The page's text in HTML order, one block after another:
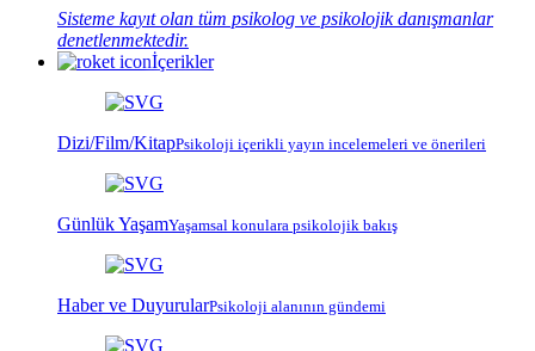
Sisteme kayıt olan tüm psikolog ve psikolojik danışmanlar
denetlenmektedir.
İçerikler
Dizi/Film/KitapPsikoloji içerikli yayın incelemeleri ve önerileri
Günlük YaşamYaşamsal konulara psikolojik bakış
Haber ve DuyurularPsikoloji alanının gündemi